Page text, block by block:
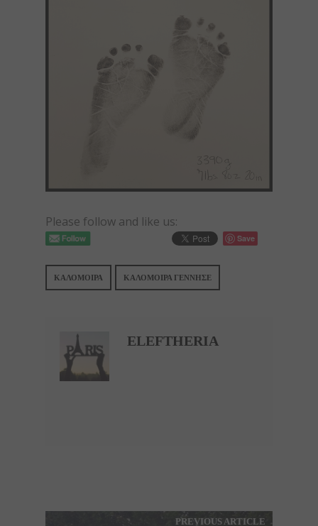
Please follow and like us:
Save
ΚΑΛΟΜΟΊΡΑ ΚΑΛΟΜΟΊΡΑ ΓΈΝΝΗΣΕ
ELEFTHERIA
PREVIOUS ARTICLE